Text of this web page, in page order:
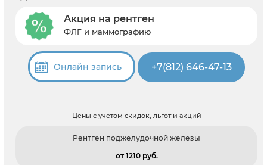
Акция на рентген
ФЛГ и маммографию
Онлайн запись +7(812) 646-47-13
Цены с учетом скидок, льгот и акций
Рентген поджелудочной железы
от 1210 pуб.